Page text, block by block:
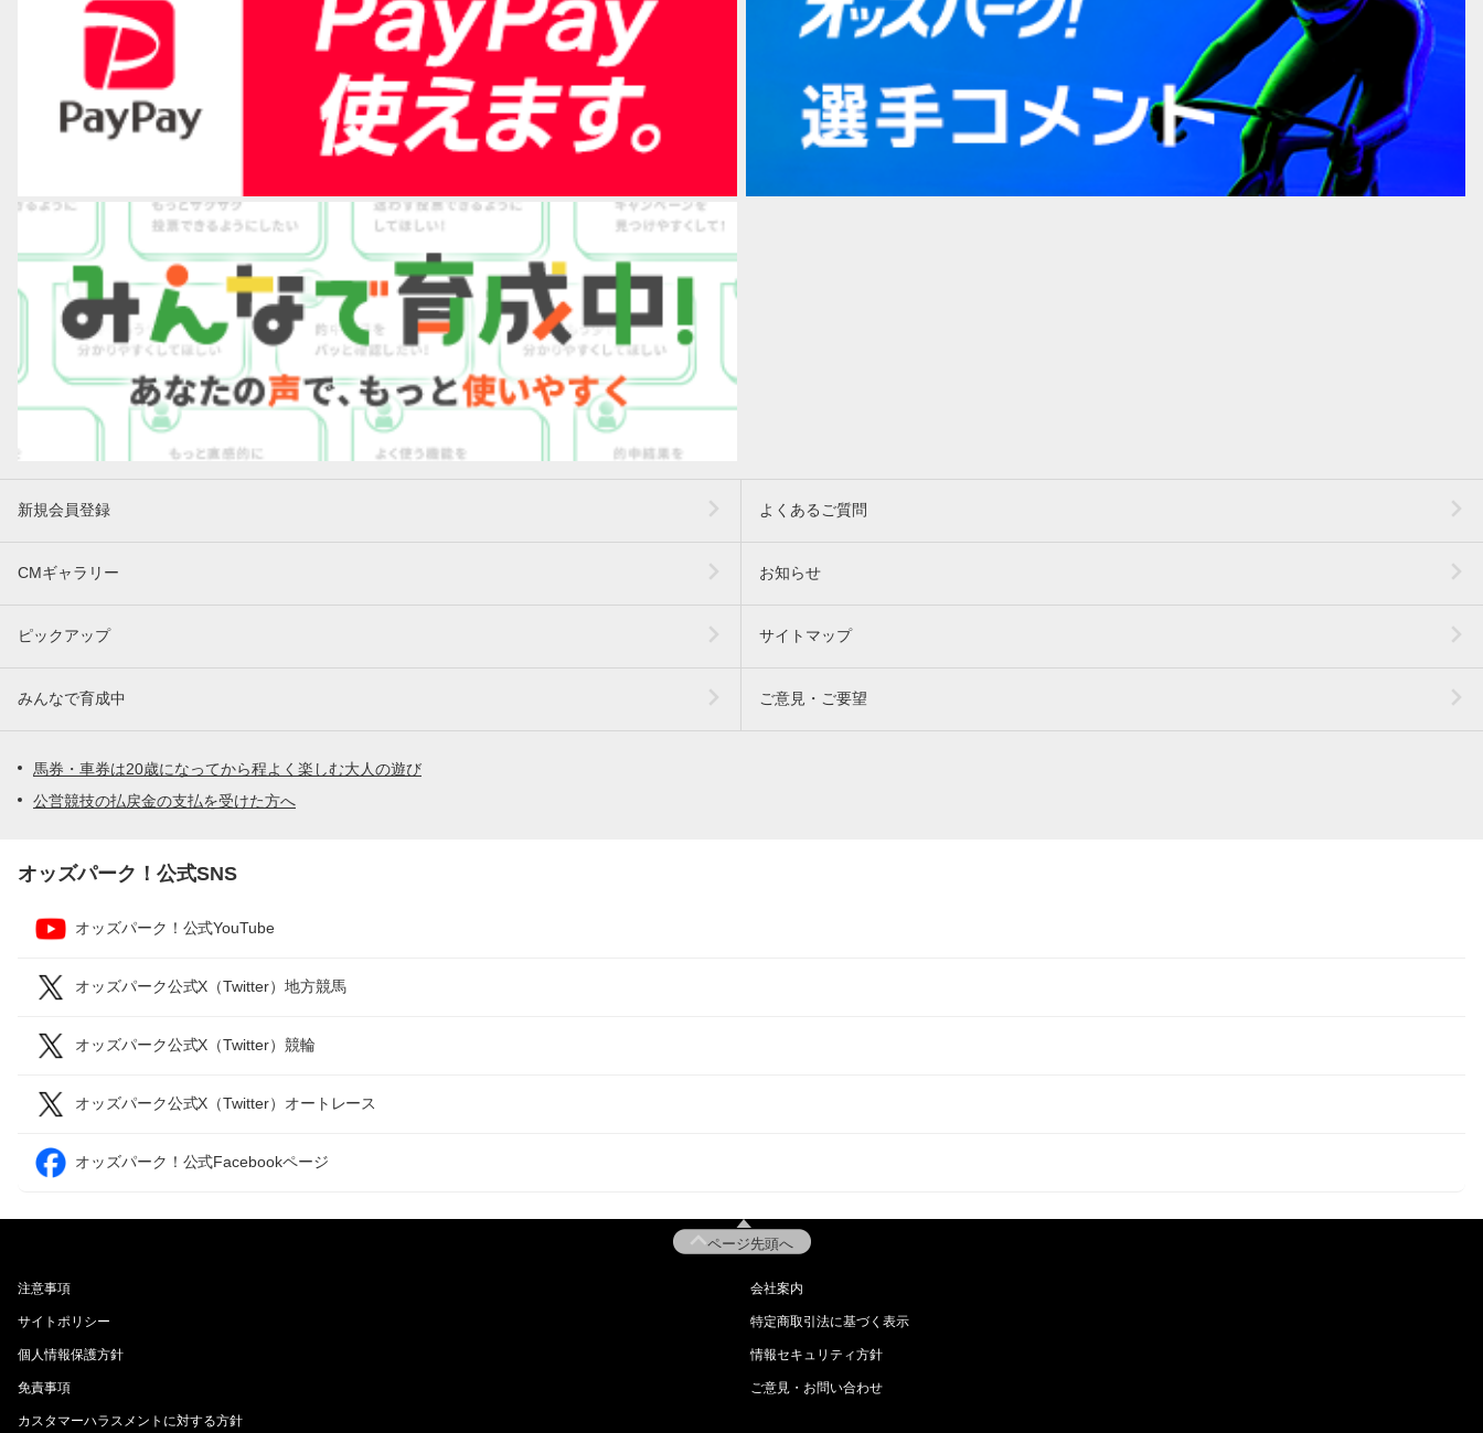
新規会員登録 よくあるご質問
CMギャラリー お知らせ
ピックアップ サイトマップ
みんなで育成中 ご意見・ご要望
馬券・車券は20歳になってから程よく楽しむ大人の遊び
公営競技の払戻金の支払を受けた方へ
オッズパーク！公式SNS
オッズパーク！公式YouTube
オッズパーク公式X（Twitter）地方競馬
オッズパーク公式X（Twitter）競輪
オッズパーク公式X（Twitter）オートレース
オッズパーク！公式Facebookページ
ページ先頭へ
注意事項 会社案内
サイトポリシー 特定商取引法に基づく表示
個人情報保護方針 情報セキュリティ方針
免責事項 ご意見・お問い合わせ
カスタマーハラスメントに対する方針